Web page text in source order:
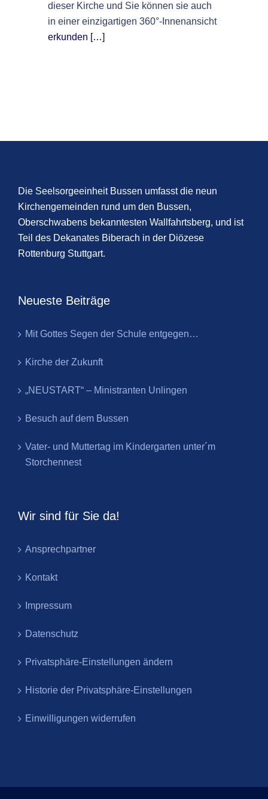
dieser Kirche und Sie können sie auch
in einer einzigartigen 360°-Innenansicht
erkunden […]
Die Seelsorgeeinheit Bussen umfasst die neun
Kirchengemeinden rund um den Bussen,
Oberschwabens bekanntesten Wallfahrtsberg, und ist
Teil des Dekanates Biberach in der Diözese
Rottenburg Stuttgart.
Neueste Beiträge
Mit Gottes Segen der Schule entgegen…
Kirche der Zukunft
„NEUSTART“ – Ministranten Unlingen
Besuch auf dem Bussen
Vater- und Muttertag im Kindergarten unter´m
Storchennest
Wir sind für Sie da!
Ansprechpartner
Kontakt
Impressum
Datenschutz
Privatsphäre-Einstellungen ändern
Historie der Privatsphäre-Einstellungen
Einwilligungen widerrufen